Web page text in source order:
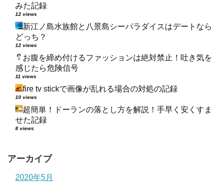
みた記録
12 views
新江ノ島水族館と八景島シーパラダイスはデートなら
どっち？
12 views
お腹を締め付けるファッションは絶対禁止！吐き気を
感じたら危険信号
11 views
fire tv stickで画像が乱れる場合の対処の記録
10 views
超簡単！ドーランの落とし方を解説！手早く安くすま
せた記録
8 views
アーカイブ
2020年5月